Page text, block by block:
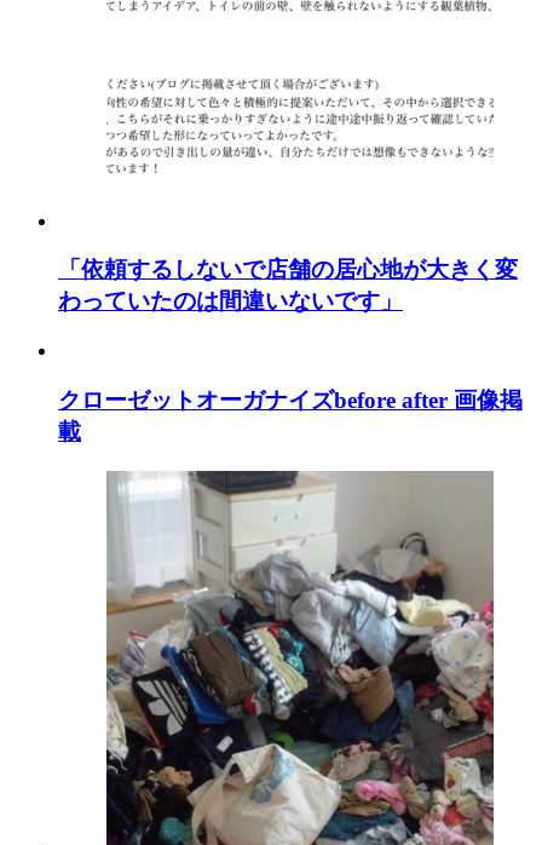
「依頼するしないで店舗の居心地が大きく変
わっていたのは間違いないです」
クローゼットオーガナイズbefore after 画像掲
載